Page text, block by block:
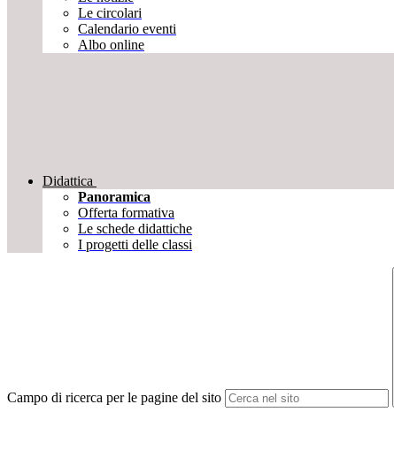
Le circolari
Calendario eventi
Albo online
Didattica
Panoramica
Offerta formativa
Le schede didattiche
I progetti delle classi
Campo di ricerca per le pagine del sito